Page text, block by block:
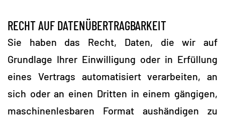
RECHT AUF DATENÜBERTRAGBARKEIT
Sie haben das Recht, Daten, die wir auf
Grundlage Ihrer Einwilligung oder in Erfüllung
eines Vertrags automatisiert verarbeiten, an
sich oder an einen Dritten in einem gängigen,
maschinenlesbaren Format aushändigen zu